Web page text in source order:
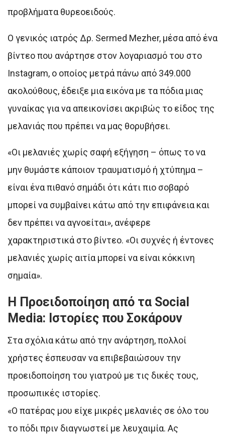
προβλήματα θυρεοειδούς.
Ο γενικός ιατρός Δρ. Sermed Mezher, μέσα από ένα
βίντεο που ανάρτησε στον λογαριασμό του στο
Instagram, ο οποίος μετρά πάνω από 349.000
ακολούθους, έδειξε μια εικόνα με τα πόδια μιας
γυναίκας για να απεικονίσει ακριβώς το είδος της
μελανιάς που πρέπει να μας θορυβήσει.
«Οι μελανιές χωρίς σαφή εξήγηση – όπως το να
μην θυμάστε κάποιον τραυματισμό ή χτύπημα –
είναι ένα πιθανό σημάδι ότι κάτι πιο σοβαρό
μπορεί να συμβαίνει κάτω από την επιφάνεια και
δεν πρέπει να αγνοείται», ανέφερε
χαρακτηριστικά στο βίντεο. «Οι συχνές ή έντονες
μελανιές χωρίς αιτία μπορεί να είναι κόκκινη
σημαία».
Η Προειδοποίηση από τα Social
Media: Ιστορίες που Σοκάρουν
Στα σχόλια κάτω από την ανάρτηση, πολλοί
χρήστες έσπευσαν να επιβεβαιώσουν την
προειδοποίηση του γιατρού με τις δικές τους,
προσωπικές ιστορίες.
«Ο πατέρας μου είχε μικρές μελανιές σε όλο του
το πόδι πριν διαγνωστεί με λευχαιμία. Ας